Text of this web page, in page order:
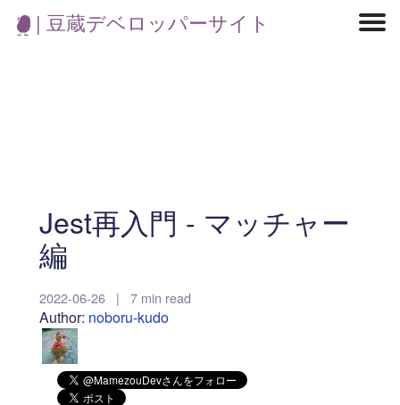
| 豆蔵デベロッパーサイト
Jest再入門 - マッチャー
編
2022-06-26 | 7 min read
Author: noboru-kudo